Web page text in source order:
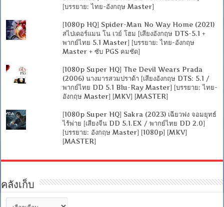
[บรรยาย: ไทย-อังกฤษ Master]
[1080p HQ] Spider-Man No Way Home (2021)
สไปเดอร์แมน โน เวย์ โฮม [เสียงอังกฤษ DTS-5.1 +
พากย์ไทย 5.1 Master] [บรรยาย: ไทย-อังกฤษ
Master + ซับ PGS คมชัด]
[1080p Super HQ] The Devil Wears Prada
(2006) นางมารสวมปราด้า [เสียงอังกฤษ DTS: 5.1 /
พากย์ไทย DD 5.1 Blu-Ray Master] [บรรยาย: ไทย-
อังกฤษ Master] [MKV] [MASTER]
[1080p Super HQ] Sakra (2023) เฉียวฟง จอมยุทธ์
ไร้พ่าย [เสียงจีน DD 5.1.EX / พากย์ไทย DD 2.0]
[บรรยาย: อังกฤษ Master] [1080p] [MKV]
[MASTER]
คลังเก็บ
คลัง